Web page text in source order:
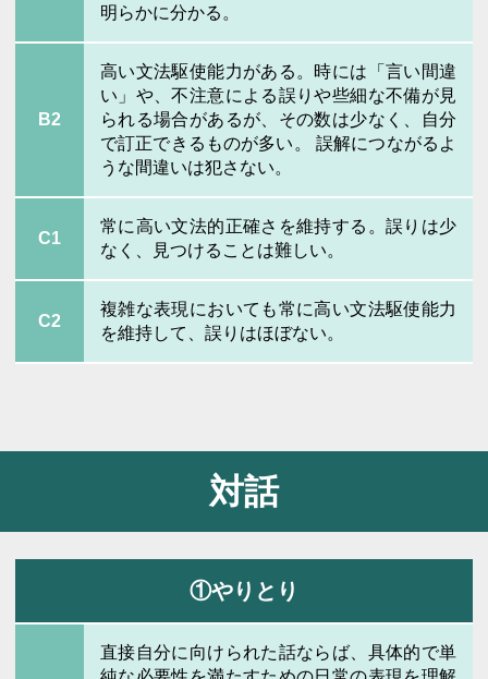
明らかに分かる。
B2
高い文法駆使能力がある。時には「言い間違
い」や、不注意による誤りや些細な不備が見
られる場合があるが、その数は少なく、自分
で訂正できるものが多い。 誤解につながるよ
うな間違いは犯さない。
C1
常に高い文法的正確さを維持する。誤りは少
なく、見つけることは難しい。
C2
複雑な表現においても常に高い文法駆使能力
を維持して、誤りはほぼない。
対話
①やりとり
直接自分に向けられた話ならば、具体的で単